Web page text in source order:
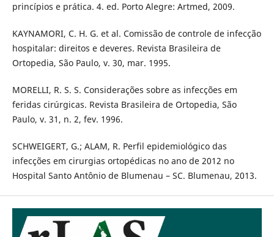
princípios e prática. 4. ed. Porto Alegre: Artmed, 2009.
KAYNAMORI, C. H. G. et al. Comissão de controle de infecção
hospitalar: direitos e deveres. Revista Brasileira de
Ortopedia, São Paulo, v. 30, mar. 1995.
MORELLI, R. S. S. Considerações sobre as infecções em
feridas cirúrgicas. Revista Brasileira de Ortopedia, São
Paulo, v. 31, n. 2, fev. 1996.
SCHWEIGERT, G.; ALAM, R. Perfil epidemiológico das
infecções em cirurgias ortopédicas no ano de 2012 no
Hospital Santo Antônio de Blumenau – SC. Blumenau, 2013.